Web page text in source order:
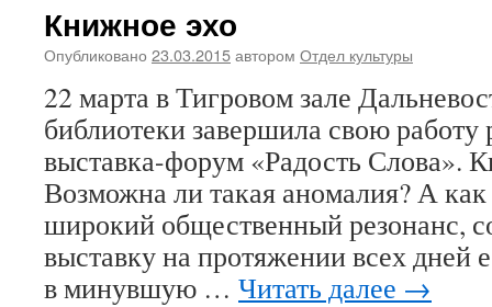
Книжное эхо
Опубликовано 23.03.2015автором Отдел культуры
22 марта в Тигровом зале
библиотеки завершила свою работу
выставка-форум «Радость Слова».
Возможна ли такая аномалия? А как
широкий общественный резонанс,
выставку на протяжении всех дней
в минувшую … Читать далее →